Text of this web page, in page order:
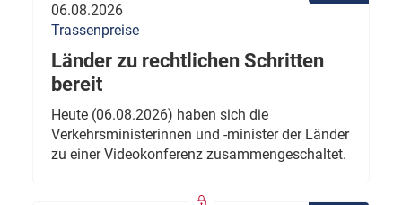
06.08.2026
Trassenpreise
Länder zu rechtlichen Schritten
bereit
Heute (06.08.2026) haben sich die
Verkehrsministerinnen und -minister der Länder
zu einer Videokonferenz zusammengeschaltet.